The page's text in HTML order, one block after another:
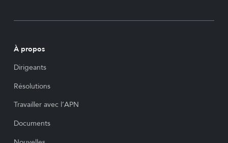
À propos
Dirigeants
Résolutions
Travailler avec l’APN
Documents